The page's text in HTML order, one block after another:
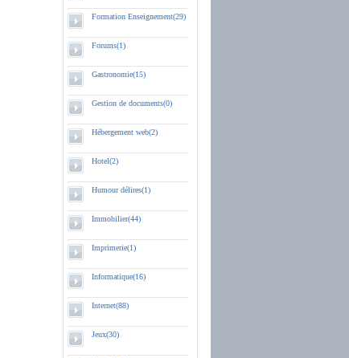
Formation Enseignement(29)
Forums(1)
Gastronomie(15)
Gestion de documents(0)
Hébergement web(2)
Hotel(2)
Humour délires(1)
Immobilier(44)
Imprimerie(1)
Informatique(16)
Internet(88)
Jeux(30)